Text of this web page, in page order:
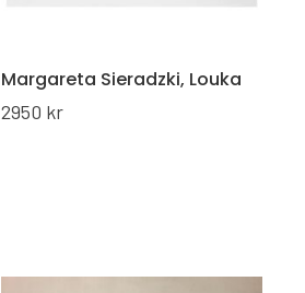
Margareta Sieradzki, Louka
2950 kr